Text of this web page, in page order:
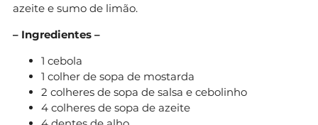
azeite e sumo de limão.
– Ingredientes –
1 cebola
1 colher de sopa de mostarda
2 colheres de sopa de salsa e cebolinho
4 colheres de sopa de azeite